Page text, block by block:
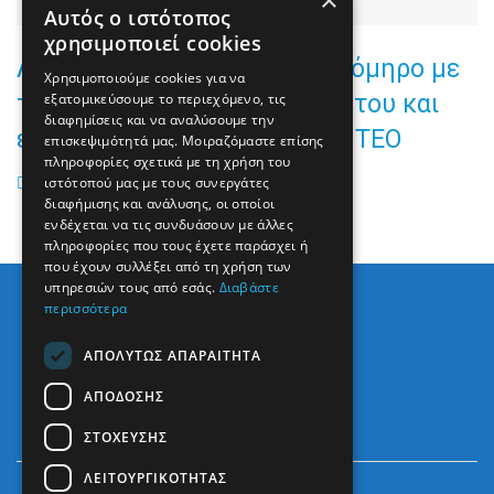
Λάρισα: 50χρονος κρατούσε όμηρο με
τσεκούρι την πρώην σύζυγό του και
έκανε live στο facebook - ΒΙΝΤΕΟ
Αυτός ο ιστότοπος
χρησιμοποιεί cookies
Χρησιμοποιούμε cookies για να
εξατομικεύσουμε το περιεχόμενο, τις
διαφημίσεις και να αναλύσουμε την
επισκεψιμότητά μας. Μοιραζόμαστε επίσης
πληροφορίες σχετικά με τη χρήση του
ιστότοπού μας με τους συνεργάτες
διαφήμισης και ανάλυσης, οι οποίοι
ενδέχεται να τις συνδυάσουν με άλλες
πληροφορίες που τους έχετε παράσχει ή
που έχουν συλλέξει από τη χρήση των
υπηρεσιών τους από εσάς. Διαβάστε
περισσότερα
ΑΠΟΛΎΤΩΣ ΑΠΑΡΑΊΤΗΤΑ
ΑΠΌΔΟΣΗΣ
ΣΤΌΧΕΥΣΗΣ
ΛΕΙΤΟΥΡΓΙΚΌΤΗΤΑΣ